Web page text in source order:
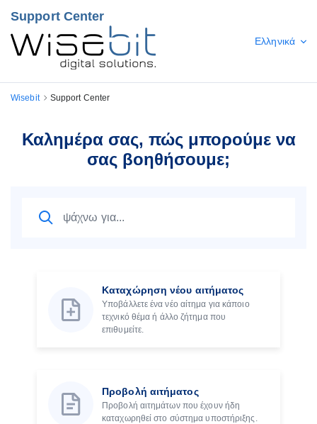
Support Center
Ελληνικά
Wisebit Support Center
Καλημέρα σας, πώς μπορούμε να
σας βοηθήσουμε;
Καταχώρηση νέου αιτήματος
Υποβάλλετε ένα νέο αίτημα για κάποιο
τεχνικό θέμα ή άλλο ζήτημα που
επιθυμείτε.
Προβολή αιτήματος
Προβολή αιτημάτων που έχουν ήδη
καταχωρηθεί στο σύστημα υποστήριξης.